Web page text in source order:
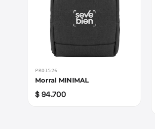
PRO1526
Morral MINIMAL
$ 94.700